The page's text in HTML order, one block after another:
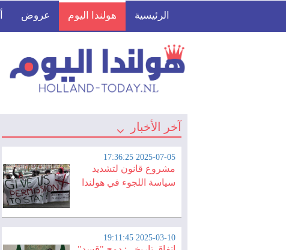
الرئيسية هولندا اليوم عروض
آخر الأخبار
2025-07-05 17:36:25
مشروع قانون لتشديد
سياسة اللجوء في هولندا
2025-03-10 19:11:45